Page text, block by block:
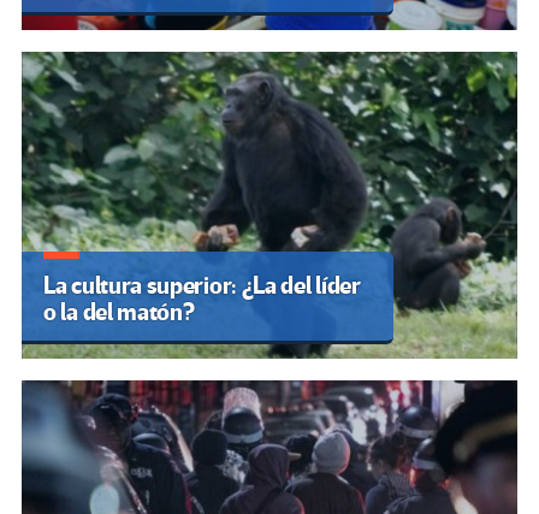
La cultura superior: ¿La del líder
o la del matón?